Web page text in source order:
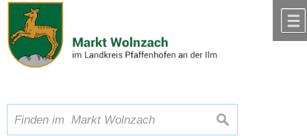
Zum Inhalt,zur Navigation
Schriftgröße A A A suchen